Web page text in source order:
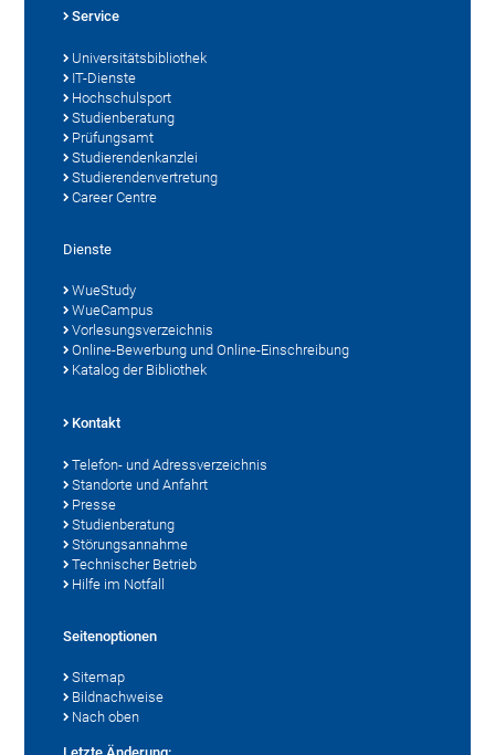
Service
Universitätsbibliothek
IT-Dienste
Hochschulsport
Studienberatung
Prüfungsamt
Studierendenkanzlei
Studierendenvertretung
Career Centre
Dienste
WueStudy
WueCampus
Vorlesungsverzeichnis
Online-Bewerbung und Online-Einschreibung
Katalog der Bibliothek
Kontakt
Telefon- und Adressverzeichnis
Standorte und Anfahrt
Presse
Studienberatung
Störungsannahme
Technischer Betrieb
Hilfe im Notfall
Seitenoptionen
Sitemap
Bildnachweise
Nach oben